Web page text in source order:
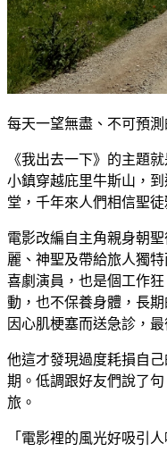
每天一望無盡、不可預測
《我出去一下》的主題
小鎮穿越庇里牛斯山，
堂，千年來人們相信聖
電影改編自主角親身朝
麗、神聖及帶給旅人獨
喜劇演員，也是個工作
動，也不保養身體，長
因心肌梗塞而送急診，
他這才發現過度耗損自
期。低調跟好友們說了
旅。
「電影裡的風光好吸引